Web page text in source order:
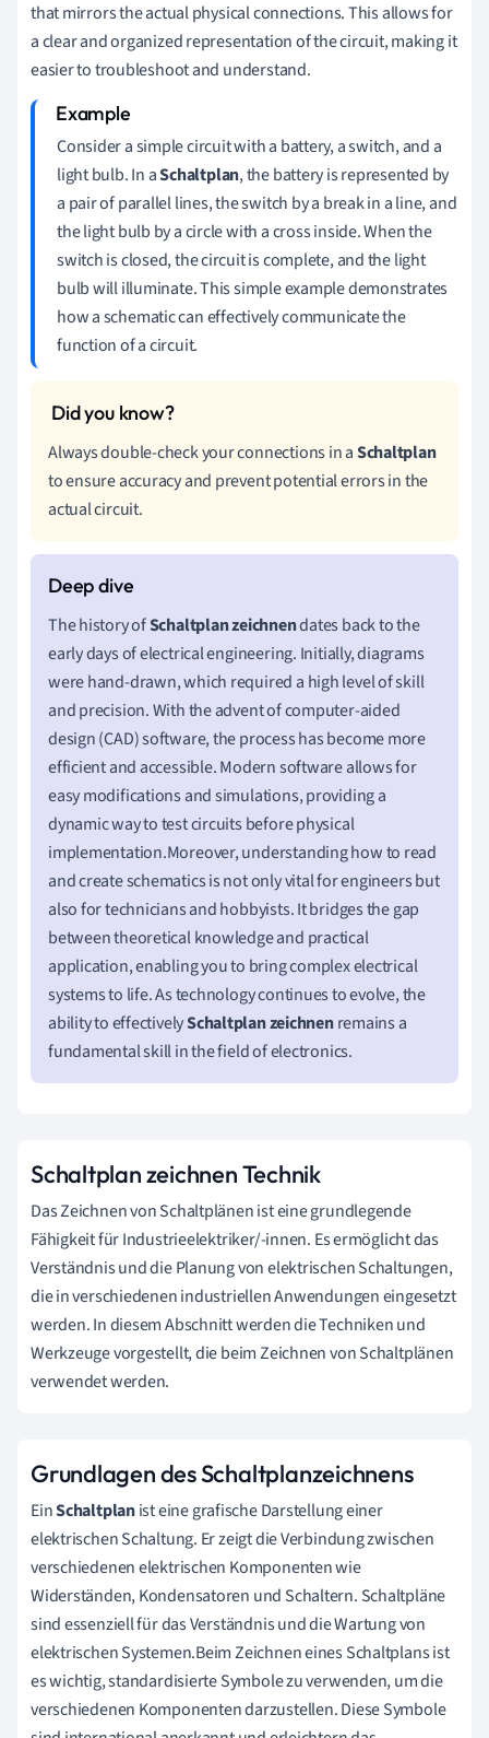
that mirrors the actual physical connections. This allows for
a clear and organized representation of the circuit, making it
easier to troubleshoot and understand.
Consider a simple circuit with a battery, a switch, and a
light bulb. In aSchaltplan, the battery is represented by
a pair of parallel lines, the switch by a break in a line, and
the light bulb by a circle with a cross inside. When the
switch is closed, the circuit is complete, and the light
bulb will illuminate. This simple example demonstrates
how a schematic can effectively communicate the
function of a circuit.
Always double-check your connections in aSchaltplan
to ensure accuracy and prevent potential errors in the
actual circuit.
The history ofSchaltplan zeichnendates back to the
early days of electrical engineering. Initially, diagrams
were hand-drawn, which required a high level of skill
and precision. With the advent of computer-aided
design (CAD) software, the process has become more
efficient and accessible. Modern software allows for
easy modifications and simulations, providing a
dynamic way to test circuits before physical
implementation.Moreover, understanding how to read
and create schematics is not only vital for engineers but
also for technicians and hobbyists. It bridges the gap
between theoretical knowledge and practical
application, enabling you to bring complex electrical
systems to life. As technology continues to evolve, the
ability to effectivelySchaltplan zeichnenremains a
fundamental skill in the field of electronics.
Schaltplan zeichnen Technik
Das Zeichnen von Schaltplänen ist eine grundlegende
Fähigkeit für Industrieelektriker/-innen. Es ermöglicht das
Verständnis und die Planung von elektrischen Schaltungen,
die in verschiedenen industriellen Anwendungen eingesetzt
werden. In diesem Abschnitt werden die Techniken und
Werkzeuge vorgestellt, die beim Zeichnen von Schaltplänen
verwendet werden.
Grundlagen des Schaltplanzeichnens
EinSchaltplanist eine grafische Darstellung einer
elektrischen Schaltung. Er zeigt die Verbindung zwischen
verschiedenen elektrischen Komponenten wie
Widerständen, Kondensatoren und Schaltern. Schaltpläne
sind essenziell für das Verständnis und die Wartung von
elektrischen Systemen.Beim Zeichnen eines Schaltplans ist
es wichtig, standardisierte Symbole zu verwenden, um die
verschiedenen Komponenten darzustellen. Diese Symbole